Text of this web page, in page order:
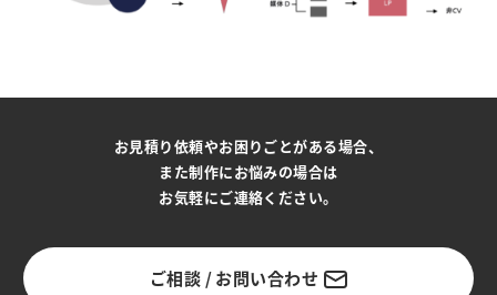
お見積り依頼やお困りごとがある場合、
また制作にお悩みの場合は
お気軽にご連絡ください。
ご相談 / お問い合わせ